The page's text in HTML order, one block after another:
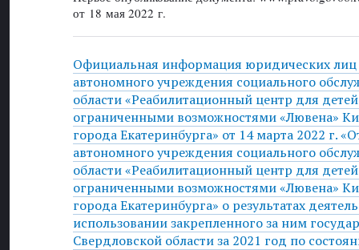
от 18 мая 2022 г.
Официальная информация юридических лиц
автономного учреждения социального
области «Реабилитационный центр для
ограниченными возможностями «Лювена»
города Екатеринбурга» от 14 марта 2022 г.
автономного учреждения социального
области «Реабилитационный центр для
ограниченными возможностями «Лювена»
города Екатеринбурга» о результатах
использовании закрепленного за ним
Свердловской области за 2021 год по